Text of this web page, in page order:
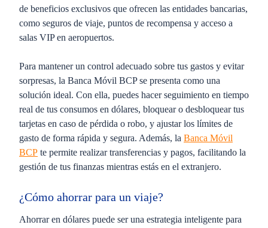
de beneficios exclusivos que ofrecen las entidades bancarias,
como seguros de viaje, puntos de recompensa y acceso a
salas VIP en aeropuertos.
Para mantener un control adecuado sobre tus gastos y evitar
sorpresas, la Banca Móvil BCP se presenta como una
solución ideal. Con ella, puedes hacer seguimiento en tiempo
real de tus consumos en dólares, bloquear o desbloquear tus
tarjetas en caso de pérdida o robo, y ajustar los límites de
gasto de forma rápida y segura. Además, la Banca Móvil
BCP te permite realizar transferencias y pagos, facilitando la
gestión de tus finanzas mientras estás en el extranjero.
¿Cómo ahorrar para un viaje?
Ahorrar en dólares puede ser una estrategia inteligente para